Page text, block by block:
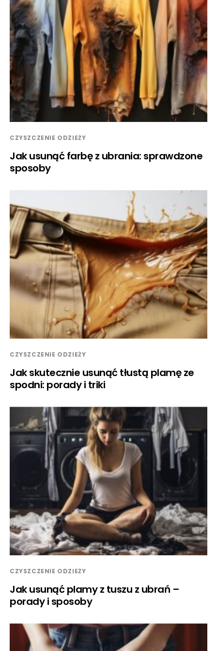
CZYSZCZENIE ODZIEŻY
Jak usunąć farbę z ubrania: sprawdzone
sposoby
CZYSZCZENIE ODZIEŻY
Jak skutecznie usunąć tłustą plamę ze
spodni: porady i triki
CZYSZCZENIE ODZIEŻY
Jak usunąć plamy z tuszu z ubrań –
porady i sposoby